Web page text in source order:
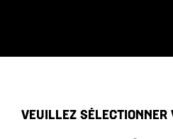
VEUILLEZ SÉLECTIONNER